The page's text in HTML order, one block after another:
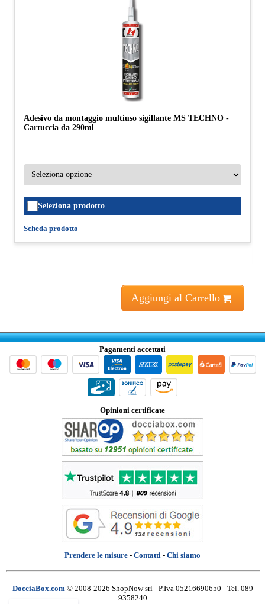
Adesivo da montaggio multiuso sigillante MS TECHNO -
Cartuccia da 290ml
Seleziona prodotto
Scheda prodotto
Aggiungi al Carrello
Pagamenti accettati
Opinioni certificate
Prendere le misure - Contatti - Chi siamo
DocciaBox.com © 2008-2026 ShopNow srl - P.Iva 05216690650 - Tel. 089
9358240